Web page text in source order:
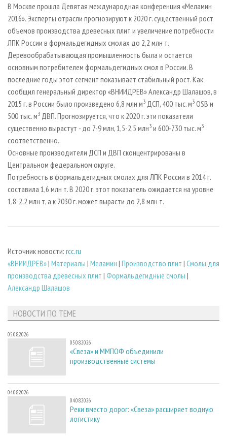
ПРОИЗВОДСТВО ДРЕВЕСНЫХ ПЛИТ
ДЕРЕВЯННОЕ ДОМОСТРОЕНИЕ
ПРОИЗВОДСТВО МЕБЕЛИ
БИОЭНЕРГЕТИКА
ЦБП
ИНСТРУМЕНТ И МАТЕРИАЛЫ
МОБИЛЬНЫЕ ВЫСТАВКИ
ОФИЦИАЛЬНЫЕ ДЕЛЕГАЦИИ
ПРИОРИТЕТНЫЕ ИНВЕСТПРОЕКТЫ
RUSSIAN FORESTRY REVIEW
ГАЗЕТА ЛЕСПРОМФОРУМ
БИБЛИОТЕКА СПЕЦИАЛИСТА
РЕКЛАМА НА САЙТЕ
В Москве прошла Девятая международная конференция «Меламин
2016». Эксперты отрасли прогнозируют к 2020 г. существенный рост
объемов производства древесных плит и увеличение потребности
ЛПК России в формальдегидных смолах до 2,2 млн т.
Деревообрабатывающая промышленность была и остается
основным потребителем формальдегидных смол в России. В
последние годы этот сегмент показывает стабильный рост. Как
сообщил генеральный директор «ВНИИДРЕВ» Александр Шалашов, в
2015 г. в России было произведено 6,8 млн м3 ДСП, 400 тыс. м3 OSB и
500 тыс. м3 ДВП. Прогнозируется, что к 2020 г. эти показатели
существенно вырастут - до 7-9 млн, 1,5-2,5 млн3 и 600-730 тыс. м3
соответственно.
Основные производители ДСП и ДВП сконцентрированы в
Центральном федеральном округе.
Потребность в формальдегидных смолах для ЛПК России в 2014 г.
составила 1,6 млн т. В 2020 г. этот показатель ожидается на уровне
1,8-2,2 млн т, а к 2030 г. может вырасти до 2,8 млн т.
Источник новости: rcc.ru
«ВНИИДРЕВ»| Материалы | Меламин | Производство плит | Смолы для
производства древесных плит | Формальдегидные смолы |
Александр Шалашов
НОВОСТИ ПО ТЕМЕ
05.08.2026
05.08.2026
«Свеза» и ММПОФ объединили
производственные системы
04.08.2026
04.08.2026
Реки вместо дорог: «Свеза» расширяет водную
логистику